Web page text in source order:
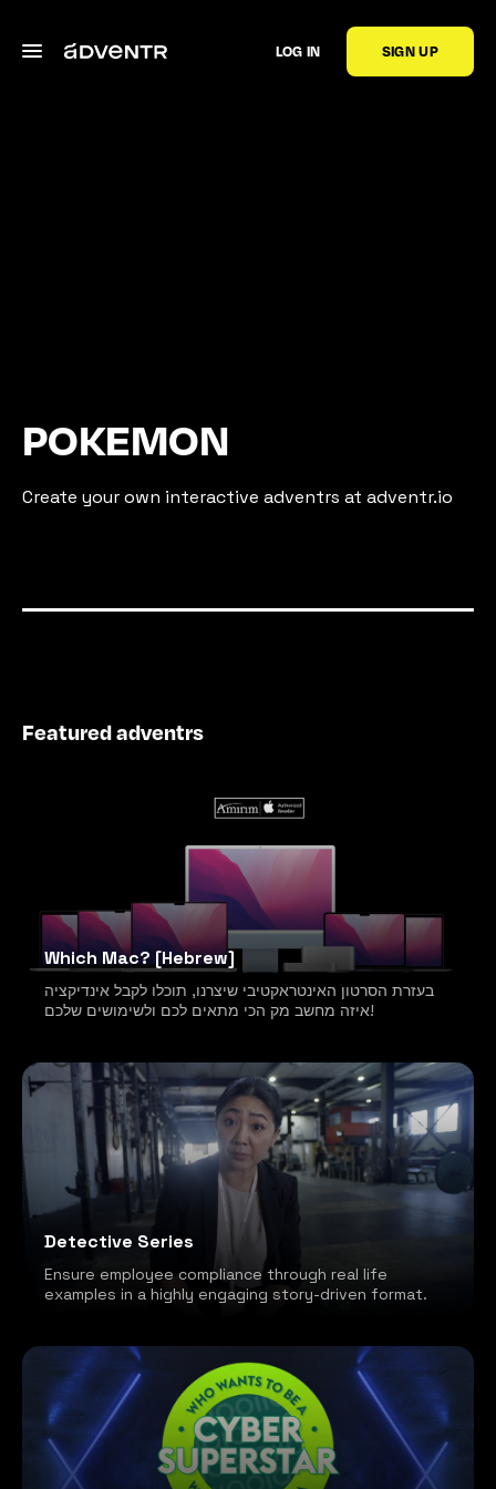
LOG IN SIGN UP
POKEMON
Create your own interactive adventrs at adventr.io
Featured adventrs
Which Mac? [Hebrew]
בעזרת הסרטון האינטראקטיבי שיצרנו, תוכלו לקבל אינדיקציה
איזה מחשב מק הכי מתאים לכם ולשימושים שלכם!
Detective Series
Ensure employee compliance through real life
examples in a highly engaging story-driven format.